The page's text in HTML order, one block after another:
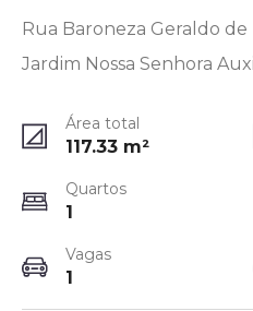
Rua Baroneza Geraldo de
Jardim Nossa Senhora
Área total
117.33 m²
Quartos
1
Vagas
1